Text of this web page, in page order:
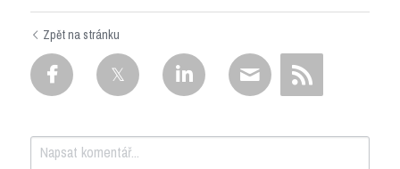
Zpět na stránku